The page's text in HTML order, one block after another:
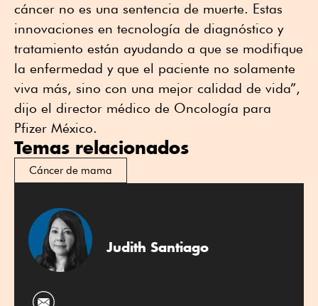
cáncer no es una sentencia de muerte. Estas
innovaciones en tecnología de diagnóstico y
tratamiento están ayudando a que se modifique
la enfermedad y que el paciente no solamente
viva más, sino con una mejor calidad de vida”,
dijo el director médico de Oncología para
Pfizer México.
Temas relacionados
Cáncer de mama
Judith Santiago